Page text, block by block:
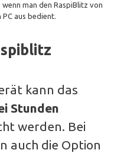
man den RaspiBlitz von
aus bedient.
kann das
Stunden
werden. Bei
auch die Option